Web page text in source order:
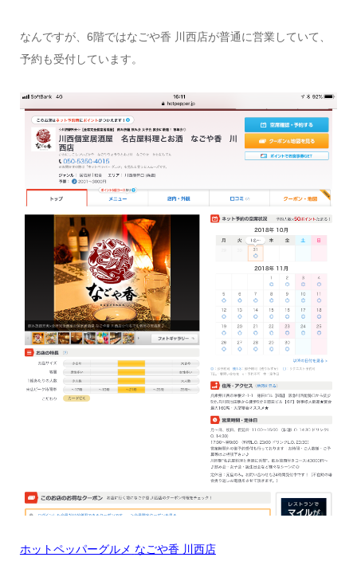
なんですが、6階ではなごや香 川西店が普通に営業していて、
予約も受付しています。
ホットペッパーグルメ なごや香 川西店